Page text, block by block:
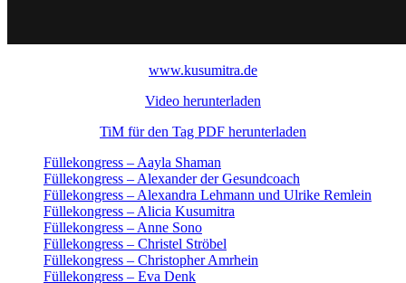
www.kusumitra.de
Video herunterladen
TiM für den Tag PDF herunterladen
Füllekongress – Aayla Shaman
Füllekongress – Alexander der Gesundcoach
Füllekongress – Alexandra Lehmann und Ulrike Remlein
Füllekongress – Alicia Kusumitra
Füllekongress – Anne Sono
Füllekongress – Christel Ströbel
Füllekongress – Christopher Amrhein
Füllekongress – Eva Denk